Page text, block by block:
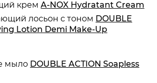
Landотвечают всем требованиям,
к современным косметическим
качество и эффективность,
результат.
кремA-NOX Hydratant Cream
лосьон с тоном DOUBLE
Lotion Demi Make-Up
мыло DOUBLE ACTION Soapless